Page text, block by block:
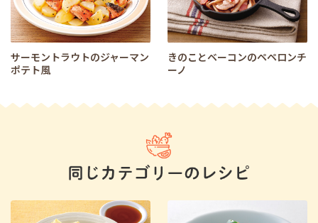
サーモントラウトのジャーマン
ポテト風
きのことベーコンのペペロンチ
ーノ